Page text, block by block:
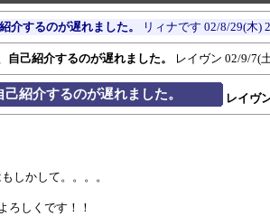
介するのが遅れました。 リィナです 02/8/29(木)
自己紹介するのが遅れました。 レイヴン 02/9/7(
紹介するのが遅れました。 レイヴ
しかして。。。。
ろしくです！！